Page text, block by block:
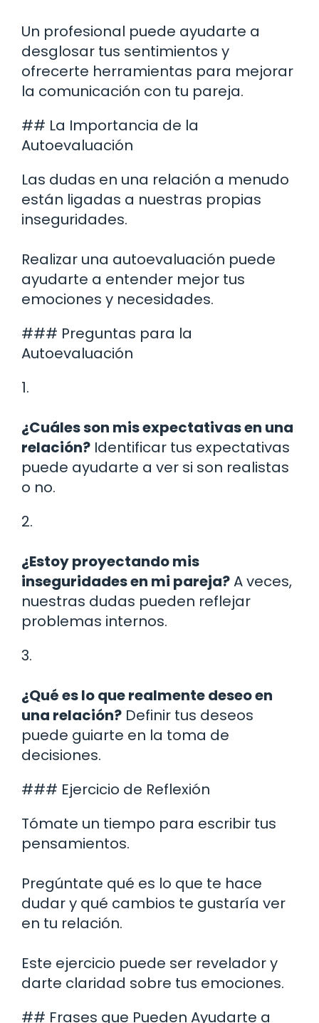
Un profesional puede ayudarte a
desglosar tus sentimientos y
ofrecerte herramientas para mejorar
la comunicación con tu pareja.
## La Importancia de la
Autoevaluación
Las dudas en una relación a menudo
están ligadas a nuestras propias
inseguridades.
Realizar una autoevaluación puede
ayudarte a entender mejor tus
emociones y necesidades.
### Preguntas para la
Autoevaluación
1.
¿Cuáles son mis expectativas en una
relación? Identificar tus expectativas
puede ayudarte a ver si son realistas
o no.
2.
¿Estoy proyectando mis
inseguridades en mi pareja?A veces,
nuestras dudas pueden reflejar
problemas internos.
3.
¿Qué es lo que realmente deseo en
una relación? Definir tus deseos
puede guiarte en la toma de
decisiones.
### Ejercicio de Reflexión
Tómate un tiempo para escribir tus
pensamientos.
Pregúntate qué es lo que te hace
dudar y qué cambios te gustaría ver
en tu relación.
Este ejercicio puede ser revelador y
darte claridad sobre tus emociones.
## Frases que Pueden Ayudarte a